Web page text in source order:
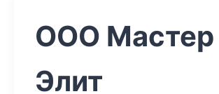
ООО Мастер
Элит